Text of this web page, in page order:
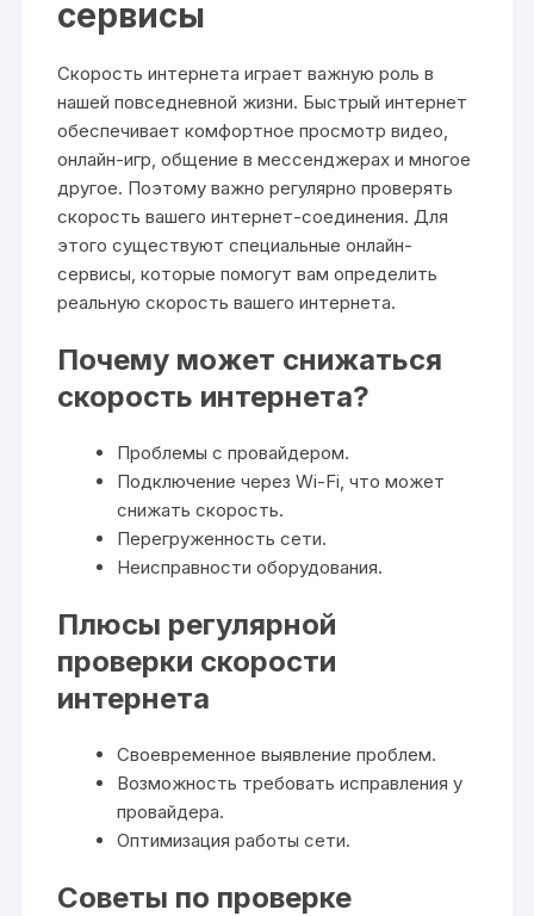
сервисы
Скорость интернета играет важную роль в
нашей повседневной жизни. Быстрый интернет
обеспечивает комфортное просмотр видео‚
онлайн-игр‚ общение в мессенджерах и многое
другое. Поэтому важно регулярно проверять
скорость вашего интернет-соединения. Для
этого существуют специальные онлайн-
сервисы‚ которые помогут вам определить
реальную скорость вашего интернета.
Почему может снижаться
скорость интернета?
Проблемы с провайдером.
Подключение через Wi-Fi‚ что может
снижать скорость.
Перегруженность сети.
Неисправности оборудования.
Плюсы регулярной
проверки скорости
интернета
Своевременное выявление проблем.
Возможность требовать исправления у
провайдера.
Оптимизация работы сети.
Советы по проверке